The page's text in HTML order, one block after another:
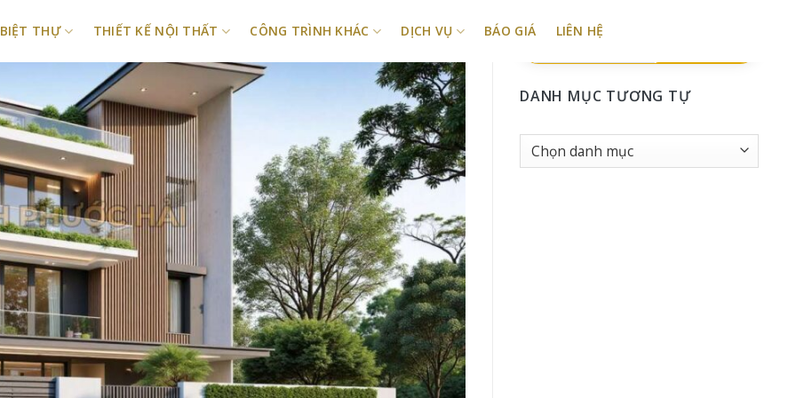
THỰ THIẾT KẾ NỘI THẤT CÔNG TRÌNH KHÁC DỊCH VỤ BÁO GIÁ LIÊN HỆ
DANH MỤC TƯƠNG TỰ
Danh
Mục